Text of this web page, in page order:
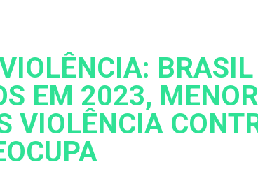
EM 2023,
VIOLÊNCIA